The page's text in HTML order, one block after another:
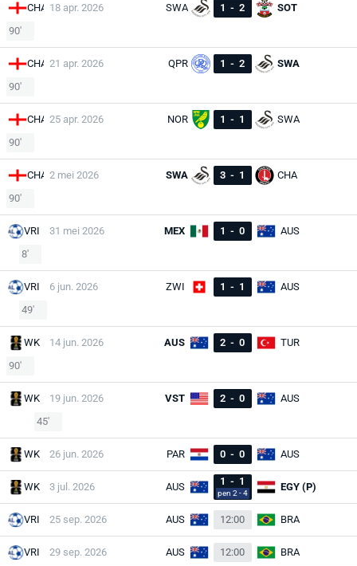
CHA 18 apr. 2026 SWA 1 - 2
SOT
90'
CHA 21 apr. 2026 QPR 1 - 2
SWA
90'
CHA 25 apr. 2026 NOR 1 - 1
SWA
90'
CHA 2 mei 2026 SWA 3 - 1
CHA
90'
VRI 31 mei 2026 MEX 1 - 0
AUS
8'
VRI 6 jun. 2026 ZWI 1 - 1
AUS
49'
WK 14 jun. 2026 AUS 2 - 0
TUR
90'
WK 19 jun. 2026 VST 2 - 0
AUS
45'
WK 26 jun. 2026 PAR 0 - 0 AUS
WK 3 jul. 2026 AUS 1 - 1
pen 2 - 4
EGY (P)
VRI 25 sep. 2026 AUS 12:00 BRA
VRI 29 sep. 2026 AUS 12:00 BRA